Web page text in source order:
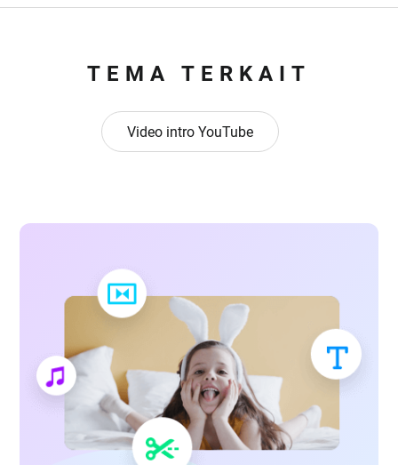
TEMA TERKAIT
Video intro YouTube